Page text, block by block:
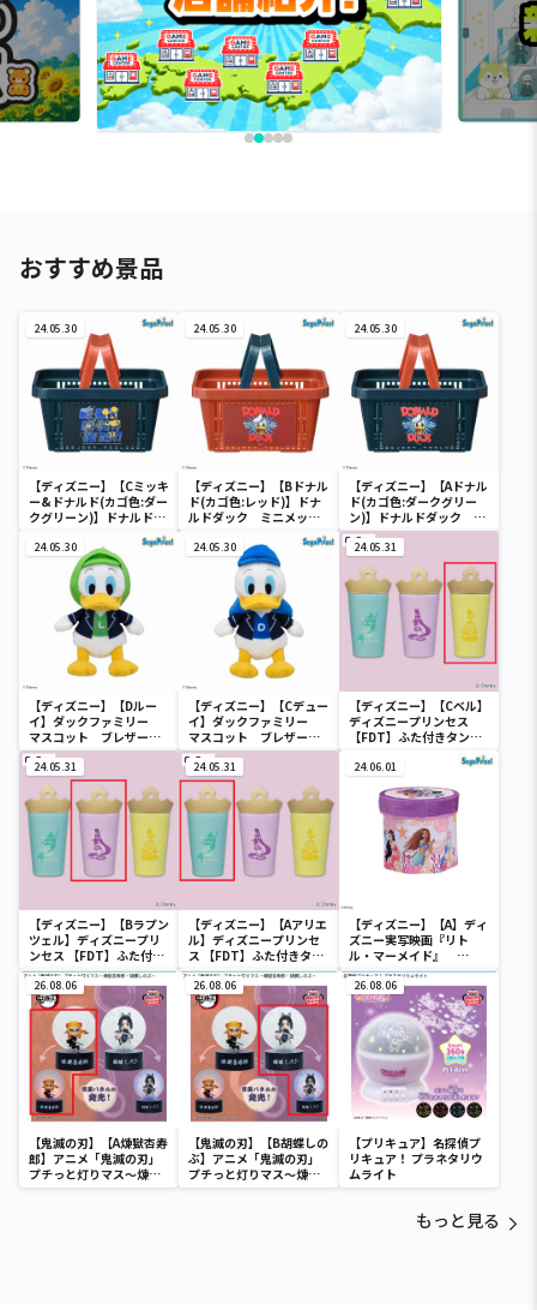
おすすめ景品
24.05.30
【ディズニー】【Cミッキ
ー&ドナルド(カゴ色:ダー
クグリーン)】ドナルドダ
ック ミニメッシュカゴ
24.05.30
【ディズニー】【Bドナル
ド(カゴ色:レッド)】ドナ
ルドダック ミニメッシ
24.05.30
【ディズニー】【Aドナル
ド(カゴ色:ダークグリー
ン)】ドナルドダック ミ
ニメッシュカゴ
24.05.30
【ディズニー】【Dルー
イ】ダックファミリー
マスコット ブレザーコ
スチューム
24.05.30
【ディズニー】【Cデュー
イ】ダックファミリー
マスコット ブレザーコ
スチューム
24.05.31
【ディズニー】【Cベル】
ディズニープリンセス
【FDT】ふた付きタンブ
24.05.31
【ディズニー】【Bラプン
ツェル】ディズニープリ
ンセス 【FDT】ふた付き
タンブラー
24.05.31
【ディズニー】【Aアリエ
ル】ディズニープリンセ
ス 【FDT】ふた付きタン
ブラー
24.06.01
【ディズニー】【A】ディ
ズニー実写映画『リト
ル・マーメイド』
[PtZ]折り畳みボックス
チェアー
26.08.06
【鬼滅の刃】【A煉獄杏寿
郎】アニメ「鬼滅の刃」
プチっと灯りマス～煉獄
杏寿郎・胡蝶しのぶ～
26.08.06
【鬼滅の刃】【B胡蝶しの
ぶ】アニメ「鬼滅の刃」
プチっと灯りマス～煉獄
杏寿郎・胡蝶しのぶ～
26.08.06
【プリキュア】名探偵プ
リキュア！ プラネタリウ
ムライト
もっと見る